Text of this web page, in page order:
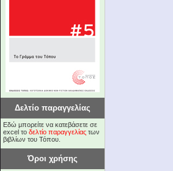
Δελτίο παραγγελίας
Εδώ μπορείτε να κατεβάσετε σε
excel το δελτίο παραγγελίας των
βιβλίων του Τόπου.
Όροι χρήσης